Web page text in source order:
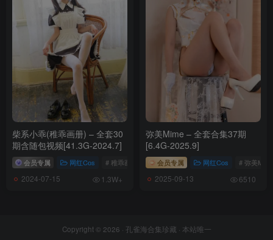
柴系小乖(稚乖画册) – 全套30
期含随包视频[41.3G-2024.7]
会员专属 网红Cos # 稚乖画册
2024-07-15 1.3W+
弥美Mime – 全套合集37期
[6.4G-2025.9]
会员专属 网红Cos # 弥美Mime
2025-09-13 6510
Copyright © 2026 · 孔雀海合集珍藏 · 本站唯一